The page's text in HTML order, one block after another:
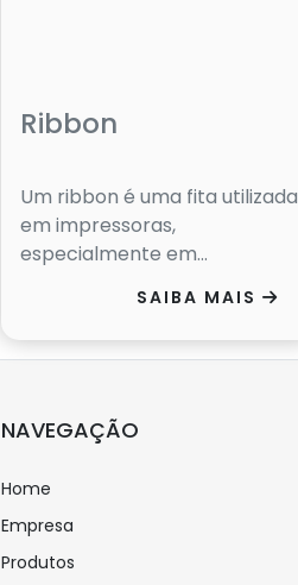
Ribbon
Um ribbon é uma fita utilizada
em impressoras,
especialmente em...
SAIBA MAIS
NAVEGAÇÃO
Home
Empresa
Produtos